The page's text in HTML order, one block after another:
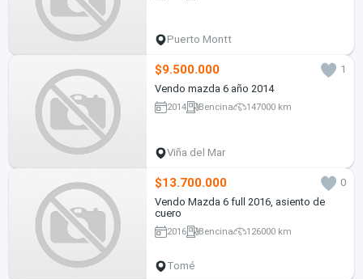
Puerto Montt
$9.500.000
1
Vendo mazda 6 año 2014
2014 Bencina 147000 km
Viña del Mar
$13.700.000
0
Vendo Mazda 6 full 2016, asiento de
cuero
2016 Bencina 126000 km
Tomé